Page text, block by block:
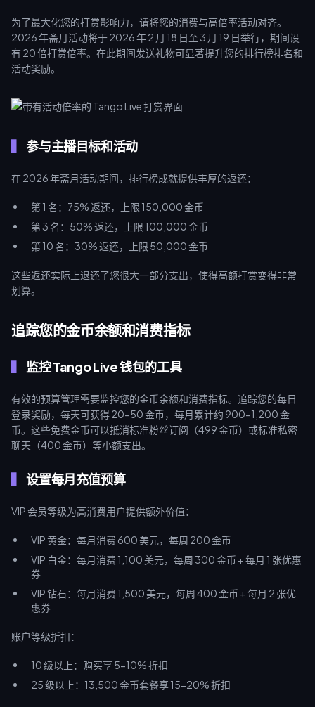
为了最大化您的打赏影响力，请将您的消费与高倍率活动对齐。
2026 年斋月活动将于 2026 年 2 月 18 日至 3 月 19 日举行，期间设
有 20 倍打赏倍率。在此期间发送礼物可显著提升您的排行榜排名和
活动奖励。
参与主播目标和活动
在 2026 年斋月活动期间，排行榜成就提供丰厚的返还：
第 1 名：75% 返还，上限 150,000 金币
第 3 名：50% 返还，上限 100,000 金币
第 10 名：30% 返还，上限 50,000 金币
这些返还实际上退还了您很大一部分支出，使得高额打赏变得非常
划算。
追踪您的金币余额和消费指标
监控 Tango Live 钱包的工具
有效的预算管理需要监控您的金币余额和消费指标。追踪您的每日
登录奖励，每天可获得 20-50 金币，每月累计约 900-1,200 金
币。这些免费金币可以抵消标准粉丝订阅（499 金币）或标准私密
聊天（400 金币）等小额支出。
设置每月充值预算
VIP 会员等级为高消费用户提供额外价值：
VIP 黄金：每月消费 600 美元，每周 200 金币
VIP 白金：每月消费 1,100 美元，每周 300 金币 + 每月 1 张优惠
券
VIP 钻石：每月消费 1,500 美元，每周 400 金币 + 每月 2 张优
惠券
账户等级折扣：
10 级以上：购买享 5-10% 折扣
25 级以上：13,500 金币套餐享 15-20% 折扣